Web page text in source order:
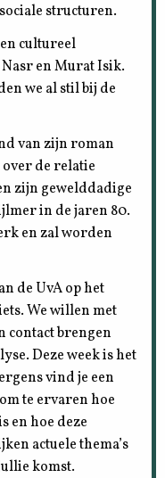
structuren.
cultureel
en Murat Isik.
we al stil bij de
van zijn roman
de relatie
zijn gewelddadige
in de jaren 80.
en zal worden
de UvA op het
We willen met
contact brengen
Deze week is het
vind je een
te ervaren hoe
en hoe deze
actuele thema’s
komst.